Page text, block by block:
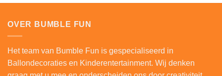
OVER BUMBLE FUN
Het team van Bumble Fun is gespecialiseerd in
Ballondecoraties en Kinderentertainment. Wij denken